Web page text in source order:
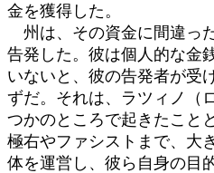
金を獲得した。
州は、その資金に間違っ
告発した。彼は個人的な金
いないと、彼の告発者が受
ずだ。それは、ラツィノ（
つかのところで起きたこと
極右やファシストまで、大
体を運営し、彼ら自身の目